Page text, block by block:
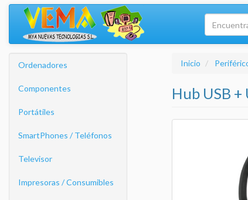
Ordenadores
Componentes
Portátiles
SmartPhones / Teléfonos
Televisor
Impresoras / Consumibles
Inicio
Hub USB